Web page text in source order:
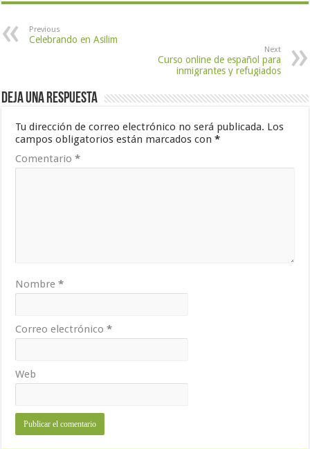
Previous
Celebrando en Asilim
Next
Curso online de español para
inmigrantes y refugiados
Deja una respuesta
Tu dirección de correo electrónico no será publicada. Los
campos obligatorios están marcados con*
Comentario*
Nombre*
Correo electrónico*
Web